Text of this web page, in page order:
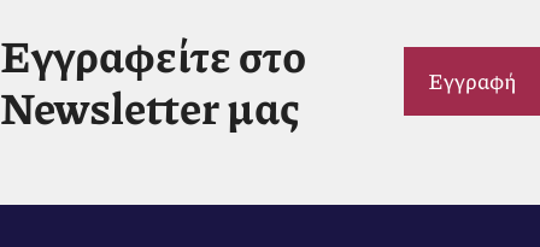
Εγγραφείτε στο
Newsletter μας
Εγγραφή